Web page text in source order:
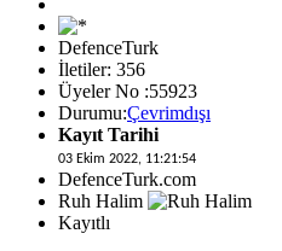
DefenceTurk
İletiler: 356
Üyeler No :55923
Durumu:Çevrimdışı
Kayıt Tarihi
03 Ekim 2022, 11:21:54
DefenceTurk.com
Ruh Halim
Kayıtlı